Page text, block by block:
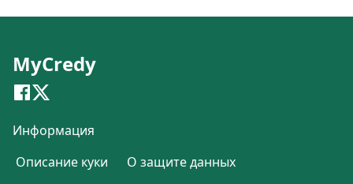
MyCredy
Информация
Описание куки
О защите данных